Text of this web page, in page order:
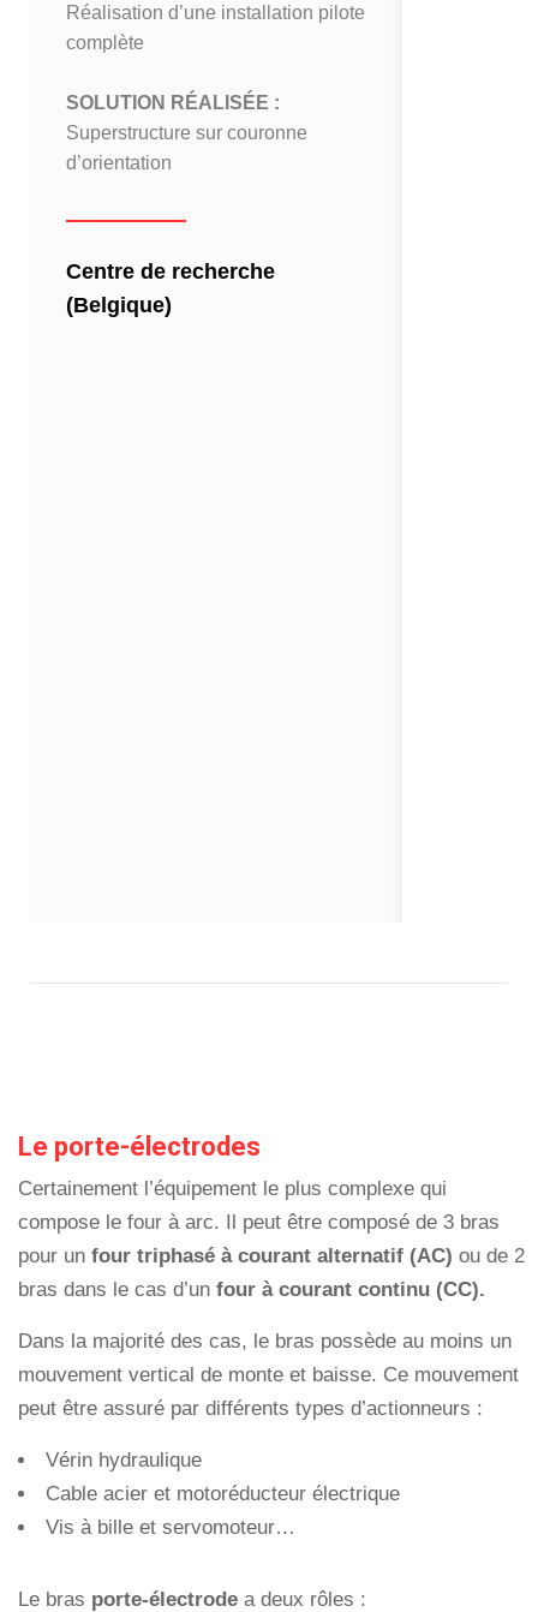
Réalisation d’une installation pilote
complète
SOLUTION RÉALISÉE :
Superstructure sur couronne
d’orientation
Centre de recherche
(Belgique)
Le porte-électrodes
Certainement l’équipement le plus complexe qui
compose le four à arc. Il peut être composé de 3 bras
pour un four triphasé à courant alternatif (AC) ou de 2
bras dans le cas d’un four à courant continu (CC).
Dans la majorité des cas, le bras possède au moins un
mouvement vertical de monte et baisse. Ce mouvement
peut être assuré par différents types d’actionneurs :
Vérin hydraulique
Cable acier et motoréducteur électrique
Vis à bille et servomoteur…
Le bras porte-électrode a deux rôles :